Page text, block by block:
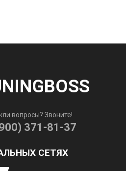
вопросы? Звоните!
371-81-37
СЕТЯХ